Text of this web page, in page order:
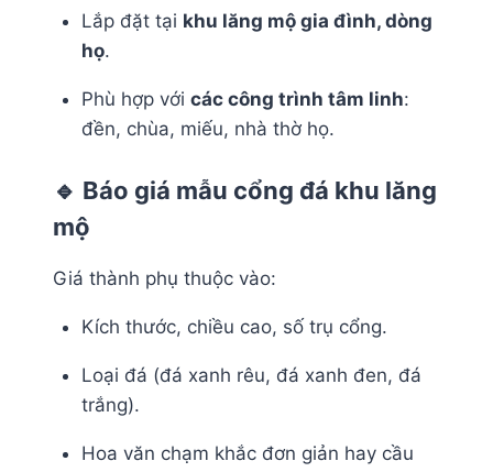
Lắp đặt tại khu lăng mộ gia đình, dòng
họ.
Phù hợp với các công trình tâm linh:
đền, chùa, miếu, nhà thờ họ.
🔹 Báo giá mẫu cổng đá khu lăng
mộ
Giá thành phụ thuộc vào:
Kích thước, chiều cao, số trụ cổng.
Loại đá (đá xanh rêu, đá xanh đen, đá
trắng).
Hoa văn chạm khắc đơn giản hay cầu